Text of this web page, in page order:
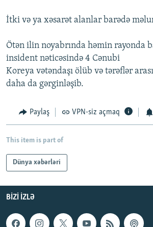
KARIKATURA
İSLAM VƏ DEMOKRATIYA
İZ - MƏDƏNIYYƏT PROQRAMI
PEŞƏ ETIKASI VƏ JURNALISTIKA
MATERIALLARIMIZDAN ISTIFADƏ
AZADLIQRADIOSU MOBIL TELEFONUNUZDA
BIZIMLƏ ƏLAQƏ
BIZI IZLƏ
RFE/RL-in bütün saytları
İtki və ya xəsarət alanlar barədə
Ötən ilin noyabrında həmin rayonda
insident nəticəsində 4 Cənubi
Koreya vətəndaşı ölüb və tərəflər
daha da gərginləşib.
Paylaş VPN-siz açmaq
This item is part of
Dünya xəbərləri
BIZI IZLƏ